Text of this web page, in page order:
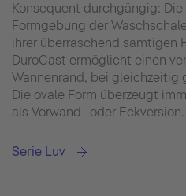
Konsequent durchgängig:
Formgebung der
ihrer überraschend samtigen
DuroCast ermöglicht einen
Wannenrand, bei gleichzeitig
Die ovale Form überzeugt
als Vorwand- oder Eckversion.
Serie Luv